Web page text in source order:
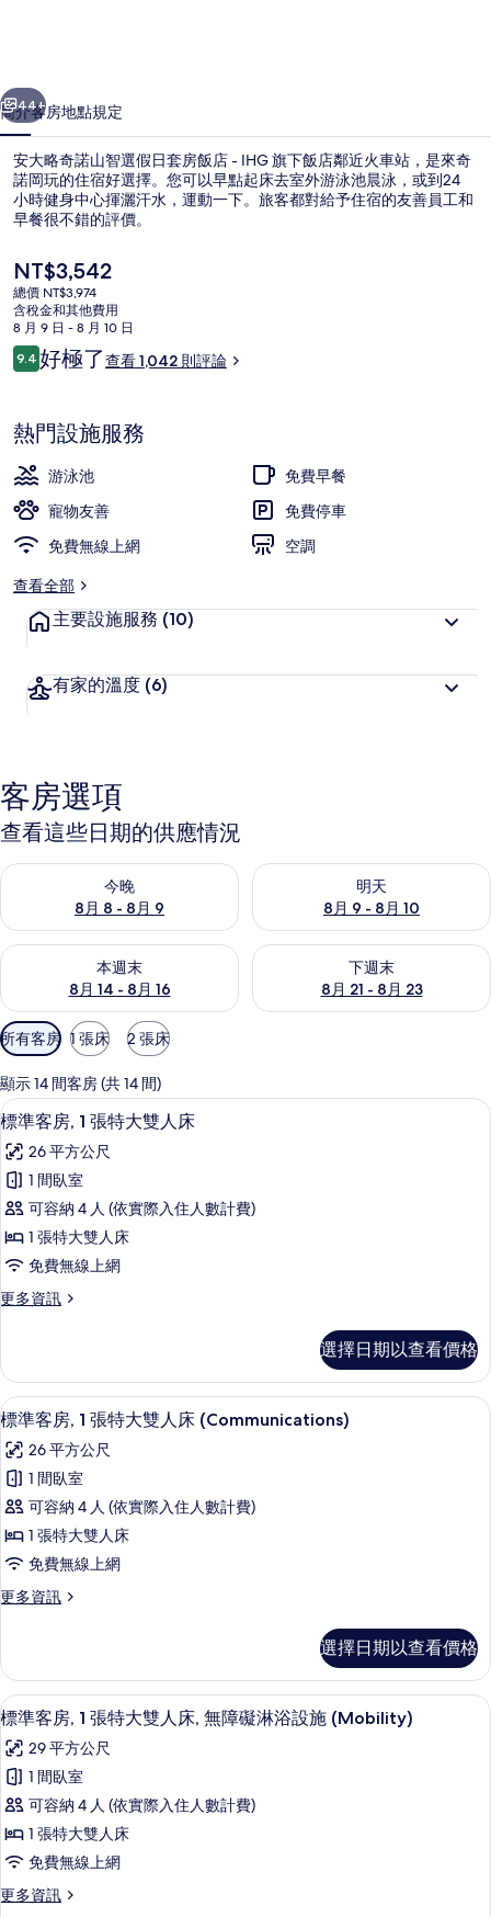
選
假
日
套
飯
店
IHG
下
飯
店
的
相
個 下一個
44+
簡介客房地點規定
安大略奇諾山智選假日套房飯店 - IHG 旗下飯店鄰近火車站，是來奇
諾岡玩的住宿好選擇。您可以早點起床去室外游泳池晨泳，或到24
小時健身中心揮灑汗水，運動一下。旅客都對給予住宿的友善員工和
早餐很不錯的評價。
目
前
的
價
格
是
NT$3,542
總價 NT$3,974
含稅金和其他費用
8 月 9 日 - 8 月 10 日
評
論
9.49.4 分，滿分 10 分，
好極了查看 1,042 則評論
熱門設施服務
游泳池
免費早餐
寵物友善
免費停車
免費無線上網
空調
查看全部
主要設施服務 (10)
有家的溫度 (6)
客房選項
查看這些日期的供應情況
今晚
8月 8 - 8月 9
查看今晚 (8月 8 - 8月 9) 的供應情況
明天
8月 9 - 8月 10
查看明天 (8月 9 - 8月 10) 的供
本週末
8月 14 - 8月 16
查看本週末 (8月 14 - 8月 16) 的供應情況
下週末
8月 21 - 8月 23
查看下週末 (8月 21 - 8月 23)
可
用
的
客
房
篩
選
條
所有客房 1 張床 2 張床
顯示 14 間客房 (共 14 間)
顯
示
標
準
客
房,
張
大
雙
人
床
的
所
有
相
片
高級寢具、書桌、筆電工作空間、免
9
標準客房, 1 張特大雙人床
26 平方公尺
1 間臥室
可容納 4 人 (依實際入住人數計費)
1 張特大雙人床
免費無線上網
更多資訊
更
客
房,
1
特
大
雙
人
床
的
詳
情
選擇日期以查看價格
顯
示
標
準
客
房,
張
大
雙
人
床
(Communications)
的
所
有
相
高級寢具、書桌、筆電工作空間、免
9
標準客房, 1 張特大雙人床 (Communications)
26 平方公尺
1 間臥室
可容納 4 人 (依實際入住人數計費)
1 張特大雙人床
免費無線上網
更多資訊
更
客
房,
1
特
大
雙
人
床
(Communications)
的
詳
選擇日期以查看價格
顯
示
標
準
客
房,
張
高級寢具、書桌、筆電工作空間、免
8
標準客房, 1 張特大雙人床, 無障礙淋浴設施 (Mobility)
29 平方公尺
1 間臥室
可容納 4 人 (依實際入住人數計費)
1 張特大雙人床
免費無線上網
更多資訊
更